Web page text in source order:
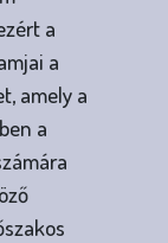
a
a
amely a
a